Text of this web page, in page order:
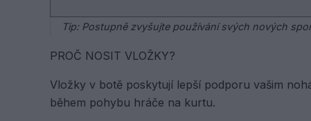
Tip: Postupně zvyšujte používání svých nových
PROČ NOSIT VLOŽKY?
Vložky v botě poskytují lepší podporu vašim
během pohybu hráče na kurtu.